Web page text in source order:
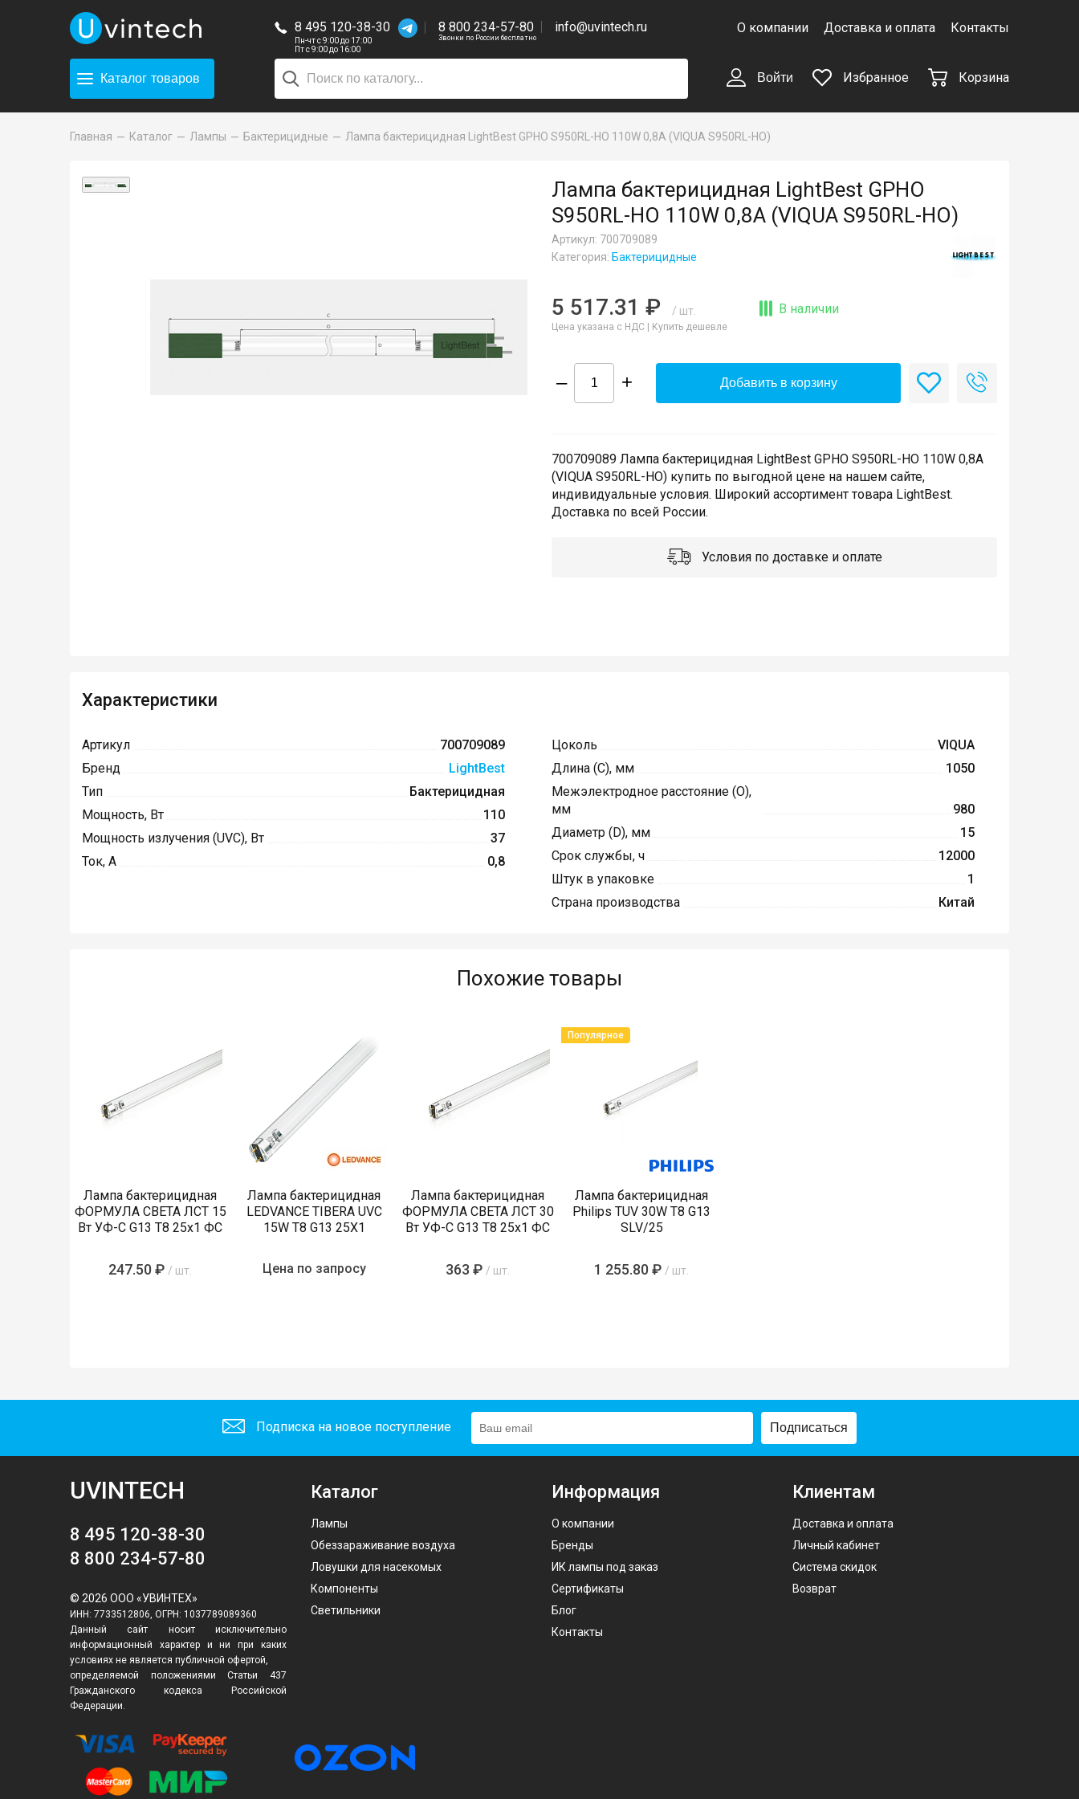
8 495 120-38-30
Пн-чт с 9:00 до 17:00
Пт с 9:00 до 16:00
8 800 234-57-80
Звонки по России бесплатно
info@uvintech.ru О компании Доставка и оплата Контакты
Каталог товаров Войти Избранное Корзина
Главная Каталог Лампы Бактерицидные Лампа бактерицидная LightBest GPHO S950RL-HO 110W 0,8A (VIQUA S950RL-HO)
Лампа бактерицидная LightBest GPHO
S950RL-HO 110W 0,8A (VIQUA S950RL-HO)
Артикул: 700709089
Категория: Бактерицидные
5 517.31 ₽ / шт.
Цена указана с НДС | Купить дешевле
В наличии
– + Добавить в корзину
700709089 Лампа бактерицидная LightBest GPHO S950RL-HO 110W 0,8A
(VIQUA S950RL-HO) купить по выгодной цене на нашем сайте,
индивидуальные условия. Широкий ассортимент товара LightBest.
Доставка по всей России.
Условия по доставке и оплате
Характеристики
Артикул
700709089
Бренд
LightBest
Тип
Бактерицидная
Мощность, Вт
110
Мощность излучения (UVC), Вт
37
Ток, А
0,8
Цоколь
VIQUA
Длина (C), мм
1050
Межэлектродное расстояние (O),
мм
980
Диаметр (D), мм
15
Срок службы, ч
12000
Штук в упаковке
1
Страна производства
Китай
Похожие товары
Лампа бактерицидная
ФОРМУЛА СВЕТА ЛСТ 15
Вт УФ-С G13 T8 25х1 ФС
247.50 ₽ / шт.
Лампа бактерицидная
LEDVANCE TIBERA UVC
15W T8 G13 25X1
Цена по запросу
Лампа бактерицидная
ФОРМУЛА СВЕТА ЛСТ 30
Вт УФ-С G13 T8 25х1 ФС
363 ₽ / шт.
Популярное
Лампа бактерицидная
Philips TUV 30W T8 G13
SLV/25
1 255.80 ₽ / шт.
Подписка на новое поступление Подписаться
UVINTECH
8 495 120-38-30
8 800 234-57-80
© 2026 ООО «УВИНТЕХ»
ИНН: 7733512806, ОГРН: 1037789089360
Данный сайт носит исключительно
информационный характер и ни при каких
условиях не является публичной офертой,
определяемой положениями Статьи 437
Гражданского кодекса Российской
Федерации.
Каталог
Лампы
Обеззараживание воздуха
Ловушки для насекомых
Компоненты
Светильники
Информация
О компании
Бренды
ИК лампы под заказ
Сертификаты
Блог
Контакты
Клиентам
Доставка и оплата
Личный кабинет
Система скидок
Возврат